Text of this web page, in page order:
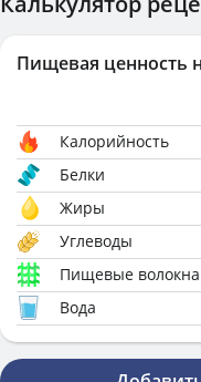
Пищевая ценность
Калорийность
Белки
Жиры
Углеводы
Пищевые волокна
Вода